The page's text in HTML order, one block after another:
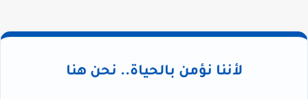
لأننا نؤمن بالحياة.. نحن هنا